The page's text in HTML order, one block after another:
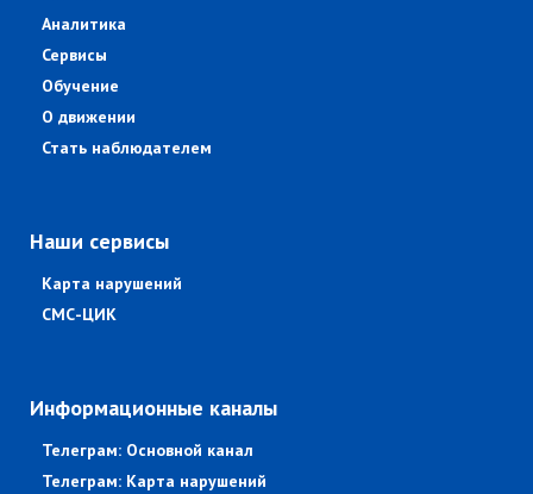
Аналитика
Сервисы
Обучение
О движении
Стать наблюдателем
Наши сервисы
Карта нарушений
СМС-ЦИК
Информационные каналы
Телеграм: Основной канал
Телеграм: Карта нарушений